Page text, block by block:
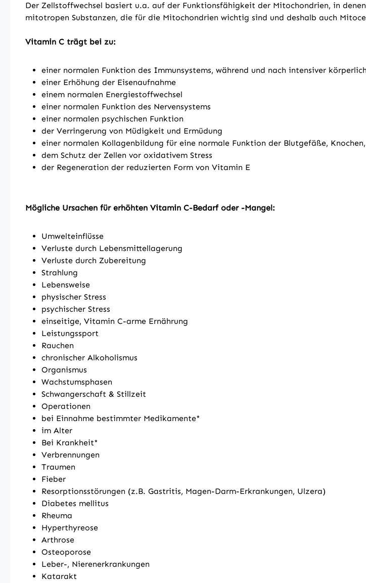
Der Zellstoffwechsel basiert u.a. auf der Funktionsfähigkeit der Mitochondrien, in
mitotropen Substanzen, die für die Mitochondrien wichtig sind und deshalb auch
Vitamin C trägt bei zu:
einer normalen Funktion des Immunsystems, während und nach intensiver
einer Erhöhung der Eisenaufnahme
einem normalen Energiestoffwechsel
einer normalen Funktion des Nervensystems
einer normalen psychischen Funktion
der Verringerung von Müdigkeit und Ermüdung
einer normalen Kollagenbildung für eine normale Funktion der Blutgefäße,
dem Schutz der Zellen vor oxidativem Stress
der Regeneration der reduzierten Form von Vitamin E
Mögliche Ursachen für erhöhten Vitamin C-Bedarf oder -Mangel:
Umwelteinflüsse
Verluste durch Lebensmittellagerung
Verluste durch Zubereitung
Strahlung
Lebensweise
physischer Stress
psychischer Stress
einseitige, Vitamin C-arme Ernährung
Leistungssport
Rauchen
chronischer Alkoholismus
Organismus
Wachstumsphasen
Schwangerschaft & Stillzeit
Operationen
bei Einnahme bestimmter Medikamente*
im Alter
Bei Krankheit*
Verbrennungen
Traumen
Fieber
Resorptionsstörungen (z.B. Gastritis, Magen-Darm-Erkrankungen, Ulzera)
Diabetes mellitus
Rheuma
Hyperthyreose
Arthrose
Osteoporose
Leber-, Nierenerkrankungen
Katarakt